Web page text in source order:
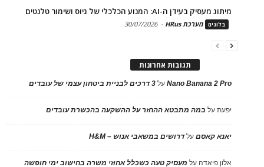
מיתוג מעסיק בעידן ה-AI: המנוע הכלכלי של גיוס ושימור טלנטים
בלוגים מערכת HRus -
30/07/2026
תגובות אחרונות
Nano Banana 2 Proעל 3 דרכים לבניית ביטחון עצמי של עובדים
יפעתעל במה מתבטא ההחזר על ההשקעה בהכשרת עובדים
יאנא קאסםעלדרושים במשאבי אנוש – H&M
אלון פיאדה על מעסיק טעה כשכלל אחוזי משרה בחישוב ימי חופשה